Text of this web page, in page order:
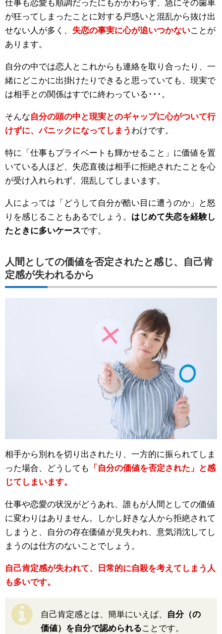
仕事も恋愛も順調だったにもかかわらず、急にその歯車
が狂ってしまったことに対する戸惑いと混乱から抜け出
せない人が多く、 失恋の事実に心が追いつかないことが
あります。
自分の中では恋人とこれからも連絡を取り合ったり、一
緒にどこかに出掛けたりできると思っていても、現実で
は相手との関係はすでに終わっている･･･。
そんな自分の頭の中と現実とのギャップに心がついて行
けずに、パニックになってしまう わけです。
特に「仕事もプライベートも輝かせること」に価値を置
いている人ほど、失恋直後は相手に拒絶されたことを心
が受け入れられず、混乱してしまいます。
人によっては「どうして自分が酷い目に遭うのか」と怒
りを感じることもあるでしょう。 はじめて失恋を経験し
たときに多いケースです。
人間としての価値を否定されたと感じ、自己肯
定感が失われるから
相手から別れを切り出されたり、一方的に振られてしま
った場合、どうしても
「自分の価値を否定された」と感
じてしまいます。
仕事や恋愛の状況がどうあれ、誰もが人間としての価値
に変わりはありません。しかし好きな人から拒絶されて
しまうと、自分の存在価値が見失われ、意気消沈してし
まうのは仕方のないことでしょう。
自己肯定感が失われて、日常的に自殺を考えてしまう人
も多いです。
自己肯定感とは、簡単にいえば、
自分（の
価値）を自分で認められることです。